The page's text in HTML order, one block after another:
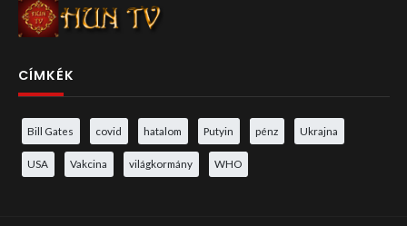
CÍMKÉK
Bill Gates covid hatalom Putyin pénz Ukrajna
USA Vakcina világkormány WHO